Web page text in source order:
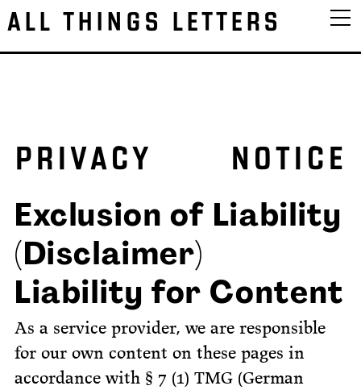
ALL THINGS LETTERS
PRIVACY NOTICE
Exclusion of Liability
(Disclaimer)
Liability for Content
As a service provider, we are responsible
for our own content on these pages in
accordance with § 7 (1) TMG (German